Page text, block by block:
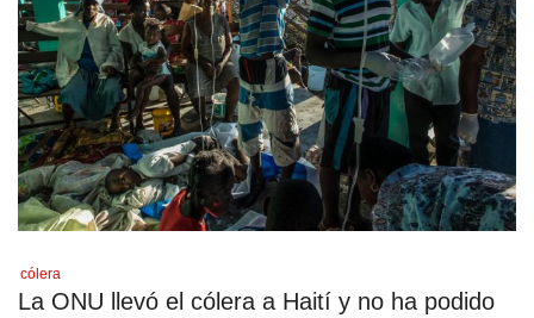
cólera
La ONU llevó el cólera a Haití y no ha podido